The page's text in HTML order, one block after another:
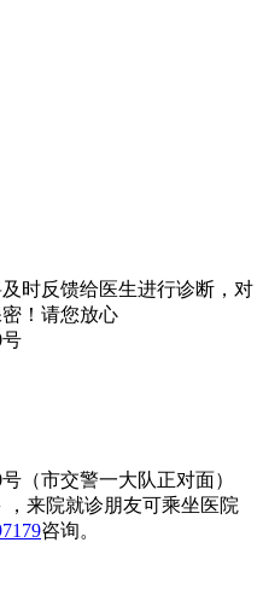
时反馈给医生进行诊断，对
！请您放心
（市交警一大队正对面）
来院就诊朋友可乘坐医院
咨询。